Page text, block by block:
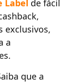
Label de fácil
exclusivos,
a
que a